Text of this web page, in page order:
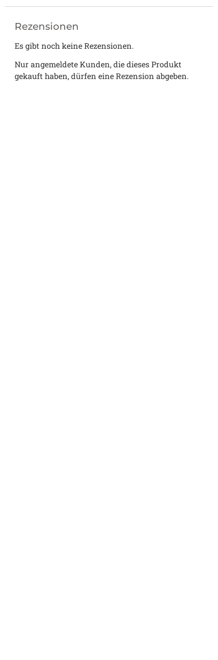
Rezensionen
Es gibt noch keine Rezensionen.
Nur angemeldete Kunden, die dieses Produkt
gekauft haben, dürfen eine Rezension abgeben.